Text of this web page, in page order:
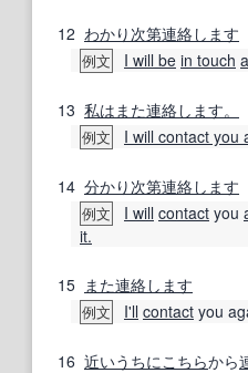
12 わかり次第連絡します
例文 I will be in touch
13 私は また連絡します。
例文 I will contact you
14 分かり次第連絡します
例文 I will contact you
it.
15 また連絡します
例文 I'll contact you
16 近いうちに こちらから